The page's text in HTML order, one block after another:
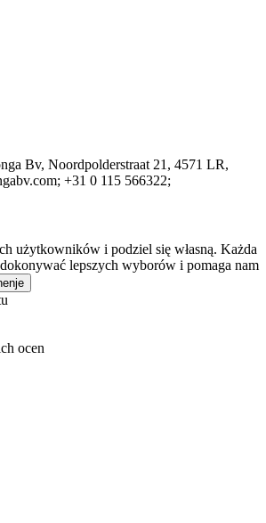
Bv, Noordpolderstraat 21 , 4571 LR,
+31 0 115 566322;
użytkowników i podziel się własną. Każda
lepszych wyborów i pomaga nam
ocen